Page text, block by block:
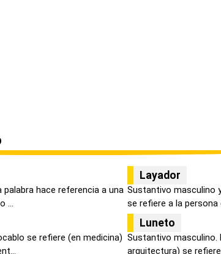
hace referencia a una
...
Layador
Sustantivo masculino
se refiere a la persona
se refiere (en medicina)
Luneto
Sustantivo masculino.
arquitectura) se refiere